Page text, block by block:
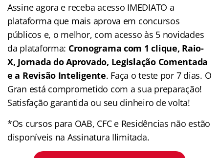
Assine agora e receba acesso IMEDIATO a
plataforma que mais aprova em concursos
públicos e, o melhor, com acesso às 5 novidades
da plataforma: Cronograma com 1 clique, Raio-
X, Jornada do Aprovado, Legislação Comentada
e a Revisão Inteligente. Faça o teste por 7 dias. O
Gran está comprometido com a sua preparação!
Satisfação garantida ou seu dinheiro de volta!
*Os cursos para OAB, CFC e Residências não estão
disponíveis na Assinatura Ilimitada.